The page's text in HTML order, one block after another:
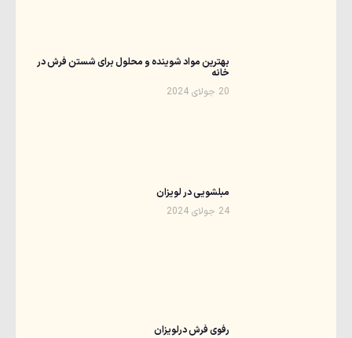
بهترین مواد شوینده و محلول برای شستن فرش در
خانه
20 جولای 2024
مبلشویی در لویزان
24 جولای 2024
رفوی فرش درلویزان